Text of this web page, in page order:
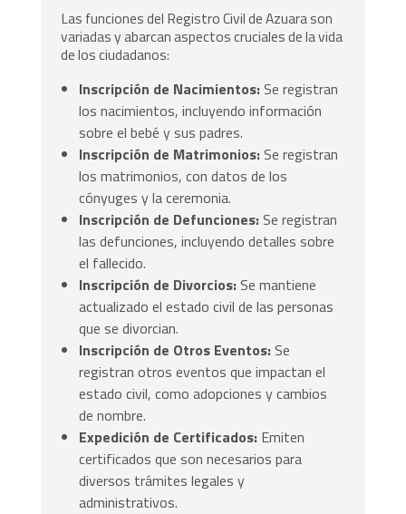
Las funciones del Registro Civil de Azuara son
variadas y abarcan aspectos cruciales de la vida
de los ciudadanos:
Inscripción de Nacimientos: Se registran
los nacimientos, incluyendo información
sobre el bebé y sus padres.
Inscripción de Matrimonios: Se registran
los matrimonios, con datos de los
cónyuges y la ceremonia.
Inscripción de Defunciones: Se registran
las defunciones, incluyendo detalles sobre
el fallecido.
Inscripción de Divorcios: Se mantiene
actualizado el estado civil de las personas
que se divorcian.
Inscripción de Otros Eventos: Se
registran otros eventos que impactan el
estado civil, como adopciones y cambios
de nombre.
Expedición de Certificados: Emiten
certificados que son necesarios para
diversos trámites legales y
administrativos.